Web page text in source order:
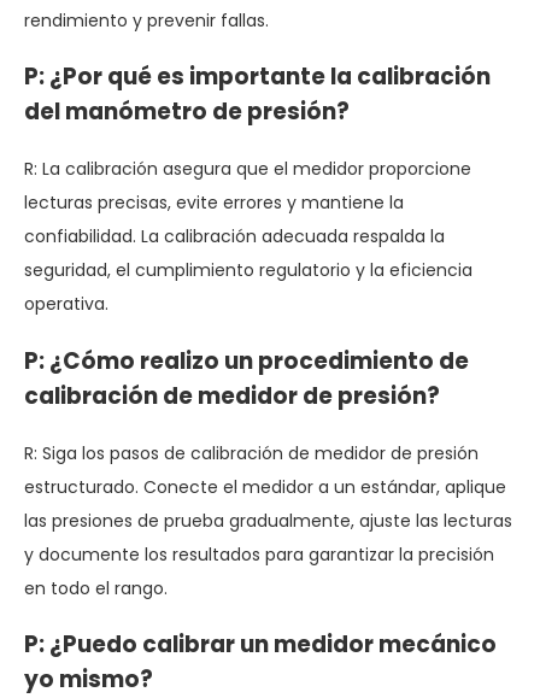
rendimiento y prevenir fallas.
P: ¿Por qué es importante la calibración
del manómetro de presión?
R: La calibración asegura que el medidor proporcione
lecturas precisas, evite errores y mantiene la
confiabilidad. La calibración adecuada respalda la
seguridad, el cumplimiento regulatorio y la eficiencia
operativa.
P: ¿Cómo realizo un procedimiento de
calibración de medidor de presión?
R: Siga los pasos de calibración de medidor de presión
estructurado. Conecte el medidor a un estándar, aplique
las presiones de prueba gradualmente, ajuste las lecturas
y documente los resultados para garantizar la precisión
en todo el rango.
P: ¿Puedo calibrar un medidor mecánico
yo mismo?